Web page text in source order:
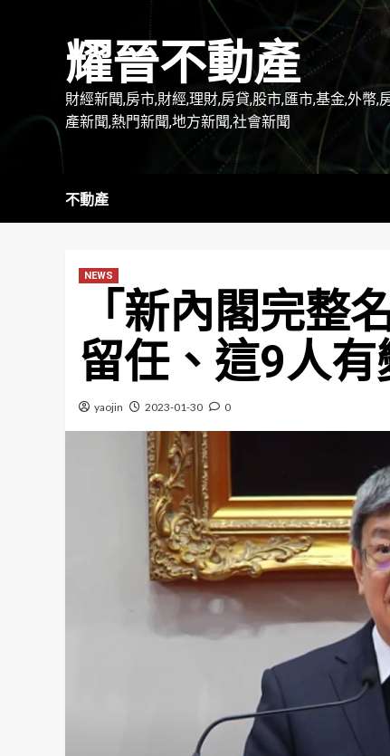
耀晉不動產
財經新聞,房市,財經,理財,房貸,股市,匯市,基金,外幣,
產新聞,熱門新聞,地方新聞,社會新聞
不動產
NEWS
「新內閣完整
留任、這9人有
yaojin 2023-01-30 0